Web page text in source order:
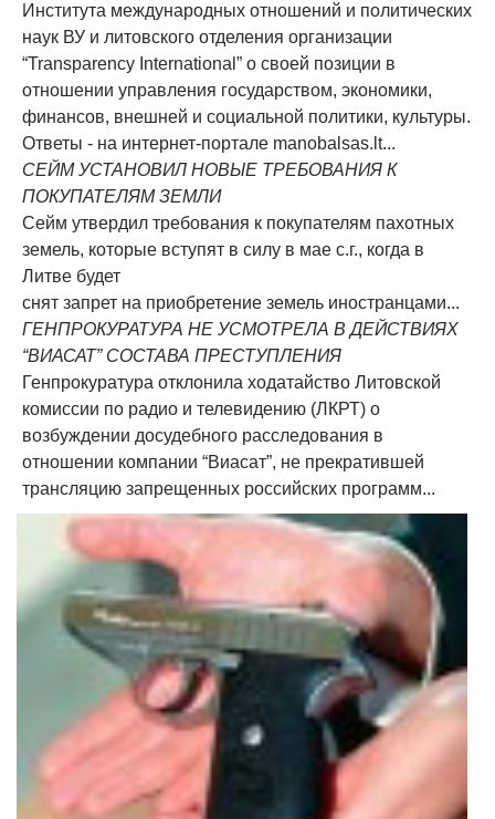
Института международных отношений и политических
наук ВУ и литовского отделения организации
“Transparency International” о своей позиции в
отношении управления государством, экономики,
финансов, внешней и социальной политики, культуры.
Ответы - на интернет-портале manobalsas.lt...
СЕЙМ УСТАНОВИЛ НОВЫЕ ТРЕБОВАНИЯ К
ПОКУПАТЕЛЯМ ЗЕМЛИ
Сейм утвердил требования к покупателям пахотных
земель, которые вступят в силу в мае с.г., когда в
Литве будет
снят запрет на приобретение земель иностранцами...
ГЕНПРОКУРАТУРА НЕ УСМОТРЕЛА В ДЕЙСТВИЯХ
“ВИАСАТ” СОСТАВА ПРЕСТУПЛЕНИЯ
Генпрокуратура отклонила ходатайство Литовской
комиссии по радио и телевидению (ЛКРТ) о
возбуждении досудебного расследования в
отношении компании “Виасат”, не прекратившей
трансляцию запрещенных российских программ...